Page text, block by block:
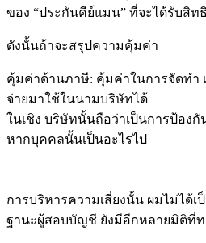
ของ “ประกันคีย์แมน” ที่จะได้รับสิท
ดังนั้นถ้าจะสรุปความคุ้มค่า
คุ้มค่าด้านภาษี: คุ้มค่าในการจัดทำ
จ่ายมาใช้ในนามบริษัทได้
ในเชิง บริษัทนั้นถือว่าเป็นการป้องกั
หากบุคคลนั้นเป็นอะไรไป
การบริหารความเสี่ยงนั้น ผมไม่ได้
ฐานะผู้สอบบัญชี ยังมีอีกหลายมิติที่ท